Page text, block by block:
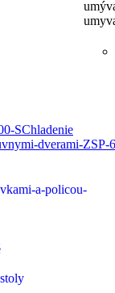
Chladenie